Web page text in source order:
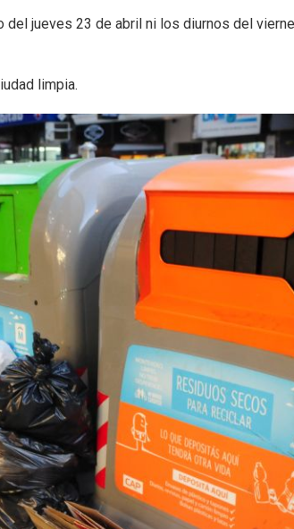
del jueves 23 de abril ni los diurnos del
limpia.